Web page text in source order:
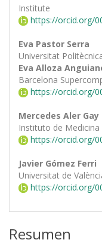
Institute
https://orcid.org/
Eva Pastor Serra
Universitat
Eva Alloza
Barcelona
https://orcid.org/
Mercedes Aler Gay
Instituto de Medicina
https://orcid.org/
Javier Gómez Ferri
Universitat de
https://orcid.org/
Resumen